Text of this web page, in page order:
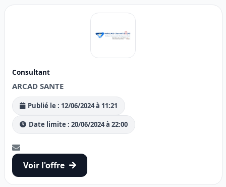
Consultant
ARCAD SANTE
Publié le : 12/06/2024 à 11:21
Date limite : 20/06/2024 à 22:00
Voir l'offre